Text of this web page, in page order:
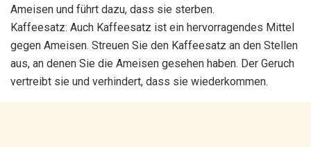
Ameisen und führt dazu, dass sie sterben.
Kaffeesatz: Auch Kaffeesatz ist ein hervorragendes Mittel
gegen Ameisen. Streuen Sie den Kaffeesatz an den Stellen
aus, an denen Sie die Ameisen gesehen haben. Der Geruch
vertreibt sie und verhindert, dass sie wiederkommen.